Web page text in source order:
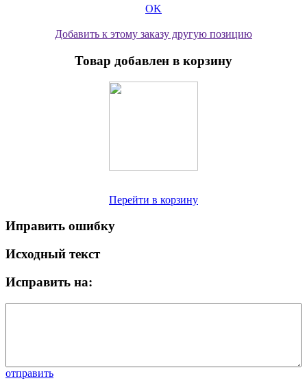
OK
Добавить к этому заказу другую позицию
Товар добавлен в корзину
Перейти в корзину
Иправить ошибку
Исходный текст
Исправить на:
отправить